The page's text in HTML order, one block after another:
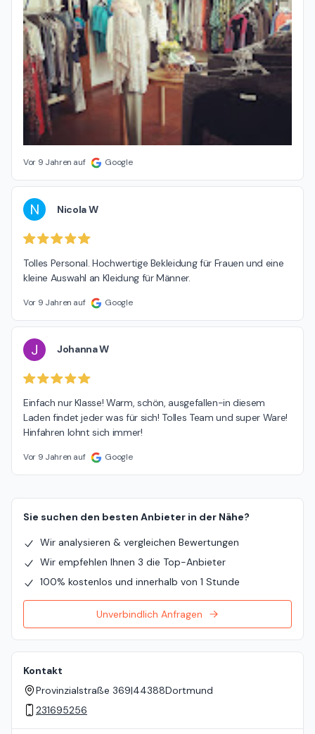
Vor 9 Jahren auf Google
N Nicola W
Tolles Personal. Hochwertige Bekleidung für Frauen und eine
kleine Auswahl an Kleidung für Männer.
Vor 9 Jahren auf Google
J Johanna W
Einfach nur Klasse! Warm, schön, ausgefallen-in diesem
Laden findet jeder was für sich! Tolles Team und super Ware!
Hinfahren lohnt sich immer!
Vor 9 Jahren auf Google
Sie suchen den besten Anbieter in der Nähe?
Wir analysieren & vergleichen Bewertungen
Wir empfehlen Ihnen 3 die Top-Anbieter
100% kostenlos und innerhalb von 1 Stunde
Unverbindlich Anfragen
Kontakt
Provinzialstraße 369|44388Dortmund
231695256